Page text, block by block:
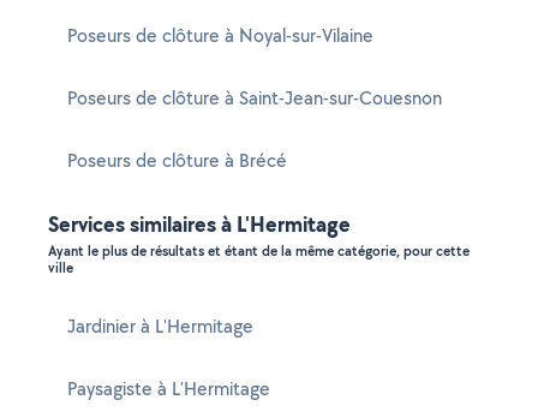
Poseurs de clôture à Noyal-sur-Vilaine
Poseurs de clôture à Saint-Jean-sur-Couesnon
Poseurs de clôture à Brécé
Services similaires à L'Hermitage
Ayant le plus de résultats et étant de la même catégorie, pour cette
ville
Jardinier à L'Hermitage
Paysagiste à L'Hermitage